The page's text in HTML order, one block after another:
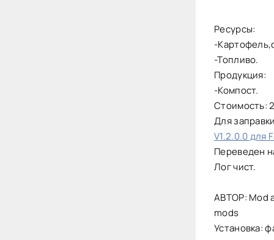
Ресурсы:
-
-Топливо.
Продукция:
-Компост.
Стоимость:
Для
V1.2.0.0 для
Переведен
Лог чист.
АВТОР: Mod
mods
Установка: